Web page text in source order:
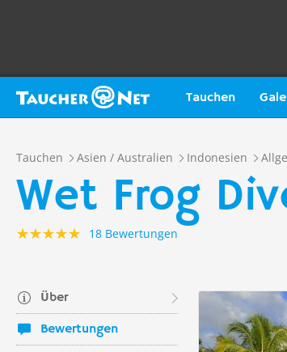
Tauchen
Tauchen Asien / Australien Indonesien
Wet Frog
18 Bewertungen
Über
Bewertungen